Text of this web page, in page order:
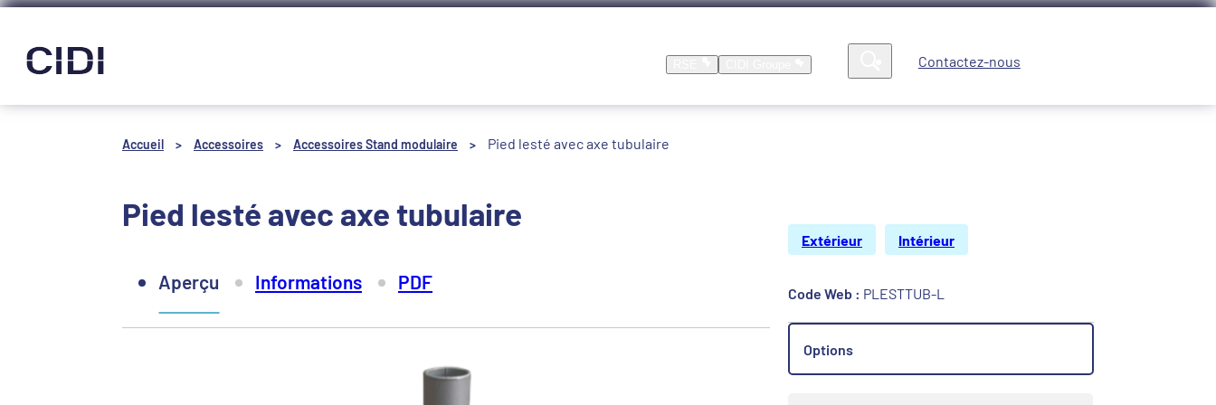
Panneau de gestion des cookies
News Contactez-nous
Accueil > Accessoires > Accessoires Stand modulaire > Pied lesté avec axe tubulaire
Pied lesté avec axe tubulaire
Aperçu Informations PDF
Extérieur Intérieur
Code Web : PLESTTUB-L
Options